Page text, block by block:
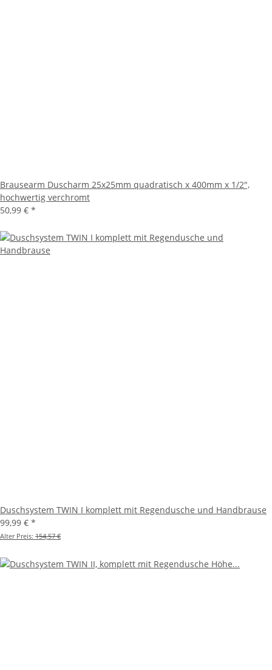
Brausearm Duscharm 25x25mm quadratisch x 400mm x 1/2",
hochwertig verchromt
50,99 € *
Duschsystem TWIN I komplett mit Regendusche und Handbrause
99,99 € *
Alter Preis: 154,57 €